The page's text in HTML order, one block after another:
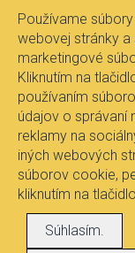
Všetky práva
Používame
webovej stránky a
marketingové
Kliknutím na
používaním
údajov o správaní
reklamy na
iných webových
súborov cookie,
kliknutím na
Súhlasím.